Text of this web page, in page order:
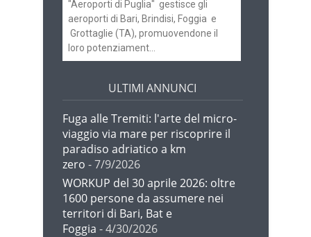
"Aeroporti di Puglia" gestisce gli
aeroporti di Bari, Brindisi, Foggia e
Grottaglie (TA), promuovendone il
loro potenziament...
ULTIMI ANNUNCI
Fuga alle Tremiti: l'arte del micro-
viaggio via mare per riscoprire il
paradiso adriatico a km
zero - 7/9/2026
WORKUP del 30 aprile 2026: oltre
1600 persone da assumere nei
territori di Bari, Bat e
Foggia - 4/30/2026